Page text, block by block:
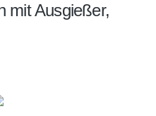
mit Ausgießer,